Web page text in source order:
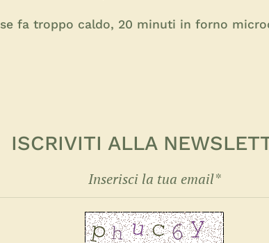
fa troppo caldo, 20 minuti in forno
ISCRIVITI ALLA